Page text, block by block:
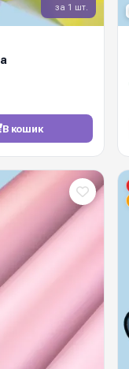
за 1 шт.
В кошик